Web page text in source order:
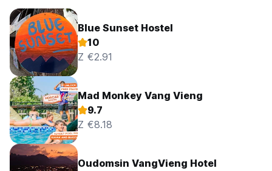
Blue Sunset Hostel
10
Z €2.91
Mad Monkey Vang Vieng
9.7
Z €8.18
Oudomsin VangVieng Hotel